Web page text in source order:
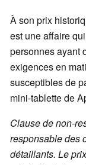
À son prix
est une affaire
personnes ayant
exigences en
susceptibles de
mini-tablette de
Clause de non-
responsable des
détaillants. Le